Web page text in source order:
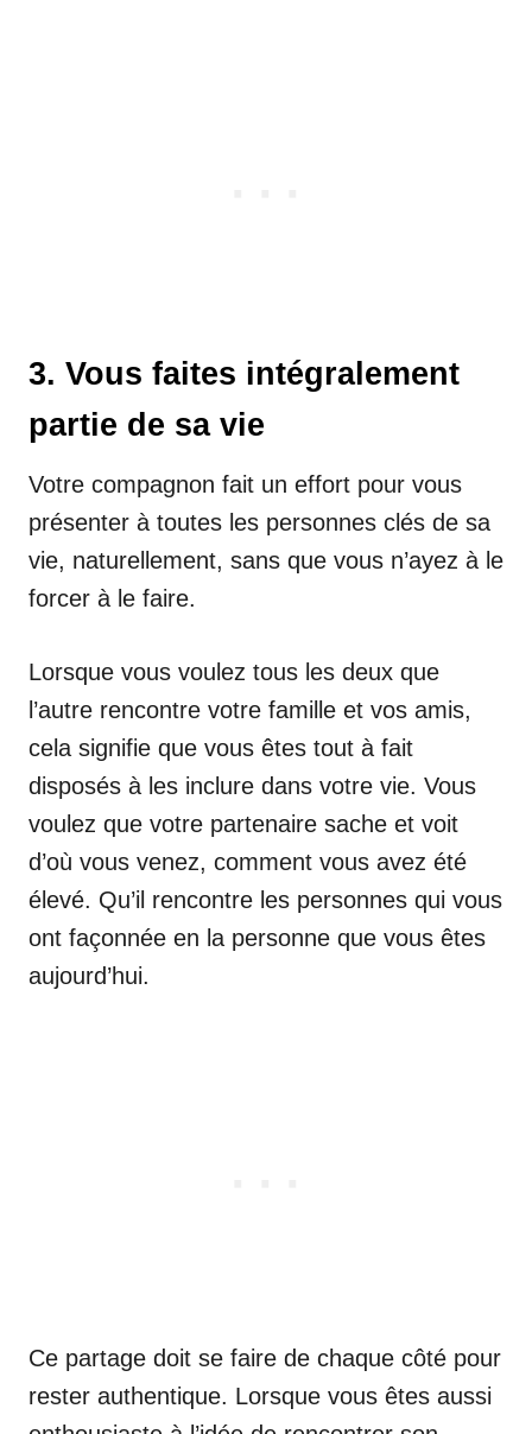
3. Vous faites intégralement
partie de sa vie
Votre compagnon fait un effort pour vous
présenter à toutes les personnes clés de sa
vie, naturellement, sans que vous n’ayez à le
forcer à le faire.
Lorsque vous voulez tous les deux que
l’autre rencontre votre famille et vos amis,
cela signifie que vous êtes tout à fait
disposés à les inclure dans votre vie. Vous
voulez que votre partenaire sache et voit
d’où vous venez, comment vous avez été
élevé. Qu’il rencontre les personnes qui vous
ont façonnée en la personne que vous êtes
aujourd’hui.
Ce partage doit se faire de chaque côté pour
rester authentique. Lorsque vous êtes aussi